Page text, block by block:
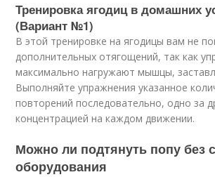
Тренировка ягодиц в домашних
(Вариант №1)
В этой тренировке на ягодицы вам не
дополнительных отягощений, так как
максимально нагружают мышцы,
Выполняйте упражнения указанное
повторений последовательно, одно за
концентрацией на каждом движении.
Можно ли подтянуть попу без
оборудования